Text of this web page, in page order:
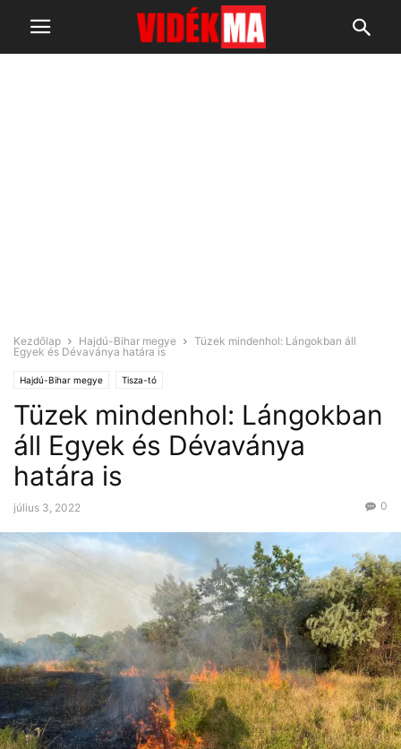
Kezdőlap Hajdú-Bihar megye
Tüzek mindenhol: Lángokban áll
Egyek és Dévaványa határa is
Hajdú-Bihar megye Tisza-tó
Tüzek mindenhol: Lángokban
áll Egyek és Dévaványa
határa is
július 3, 2022 0